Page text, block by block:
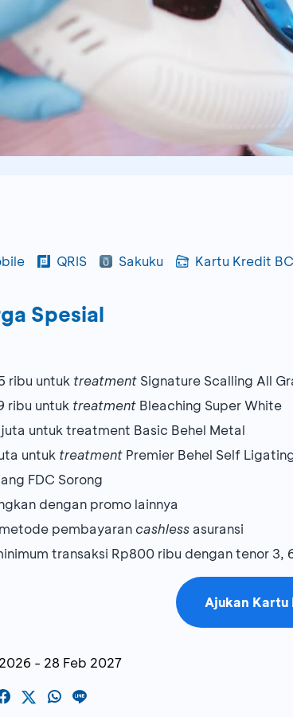
QRIS Sakuku Kartu Kredit
Spesial
ribu untuk treatment Signature Scalling All
ribu untuk treatment Bleaching Super White
untuk treatment Basic Behel Metal
untuk treatment Premier Behel Self
FDC Sorong
dengan promo lainnya
pembayaran cashless asuransi
transaksi Rp800 ribu dengan tenor 3,
Ajukan Kartu
- 28 Feb 2027